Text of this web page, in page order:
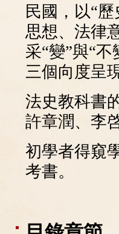
民國，以“
思想、法律
采“變”與“
三個向度呈
法史教科書
許章潤、李
初學者得窺
考書。